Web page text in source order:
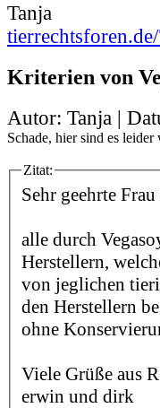
Tanja
Kriterien von
Autor: Tanja |
Schade, hier sind es
Zitat:
Sehr geehrte
alle durch
Herstellern,
von jeglichen
den Herstellern
ohne
Viele Grüße aus
erwin und dirk